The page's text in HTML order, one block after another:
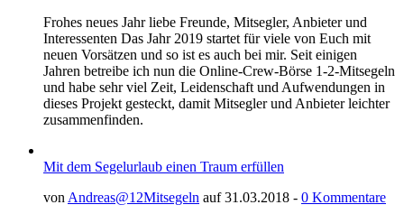
Frohes neues Jahr liebe Freunde, Mitsegler, Anbieter und
Interessenten Das Jahr 2019 startet für viele von Euch mit
neuen Vorsätzen und so ist es auch bei mir. Seit einigen
Jahren betreibe ich nun die Online-Crew-Börse 1-2-Mitsegeln
und habe sehr viel Zeit, Leidenschaft und Aufwendungen in
dieses Projekt gesteckt, damit Mitsegler und Anbieter leichter
zusammenfinden.
Mit dem Segelurlaub einen Traum erfüllen
von Andreas@12Mitsegeln auf 31.03.2018 - 0 Kommentare